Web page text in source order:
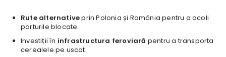
Rute alternativeprin Polonia și România pentru a ocoli
porturile blocate.
Investiții în infrastructura feroviară pentru a transporta
cerealele pe uscat.